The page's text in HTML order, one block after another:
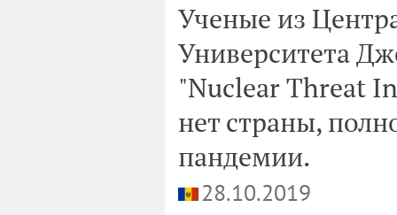
Ученые из
Университета
"Nuclear Threat
нет страны,
пандемии.
28.10.2019